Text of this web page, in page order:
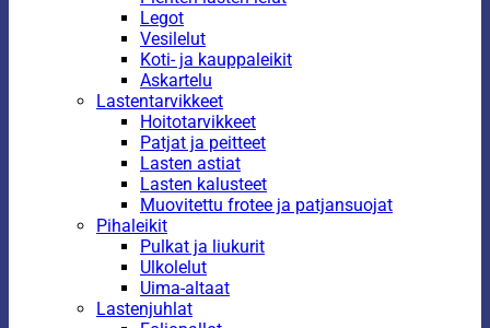
Legot
Vesilelut
Koti- ja kauppaleikit
Askartelu
Lastentarvikkeet
Hoitotarvikkeet
Patjat ja peitteet
Lasten astiat
Lasten kalusteet
Muovitettu frotee ja patjansuojat
Pihaleikit
Pulkat ja liukurit
Ulkolelut
Uima-altaat
Lastenjuhlat